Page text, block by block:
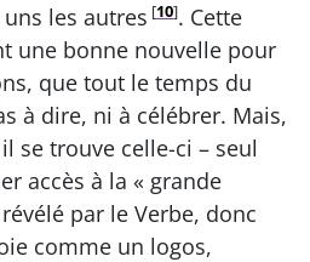
les autres [10]. Cette
une bonne nouvelle pour
que tout le temps du
à dire, ni à célébrer. Mais,
se trouve celle-ci – seul
accès à la « grande
par le Verbe, donc
comme un logos,